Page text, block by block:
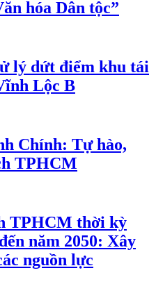
hóa Dân tộc”
lý dứt điểm khu tái
Lộc B
Chính: Tự hào,
TPHCM
TPHCM thời kỳ
năm 2050: Xây
nguồn lực